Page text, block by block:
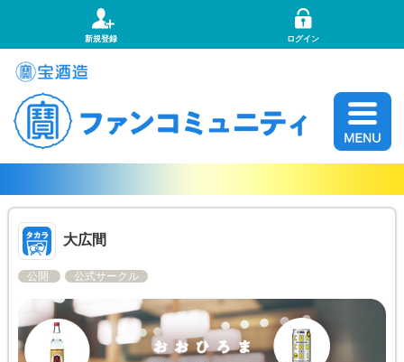
新規登録 ログイン
大広間
公開 公式サークル